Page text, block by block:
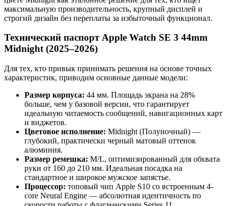
максимальную производительность, крупный дисплей и
строгий дизайн без переплаты за избыточный функционал.
Технический паспорт Apple Watch SE 3 44mm
Midnight (2025–2026)
Для тех, кто привык принимать решения на основе точных
характеристик, приводим основные данные модели:
Размер корпуса: 44 мм. Площадь экрана на 28%
больше, чем у базовой версии, что гарантирует
идеальную читаемость сообщений, навигационных карт
и виджетов.
Цветовое исполнение: Midnight (Полуночный) —
глубокий, практически черный матовый оттенок
алюминия.
Размер ремешка: M/L, оптимизированный для обхвата
руки от 160 до 210 мм. Идеальная посадка на
стандартное и широкое мужское запястье.
Процессор: топовый чип Apple S10 со встроенным 4-
core Neural Engine — абсолютная идентичность по